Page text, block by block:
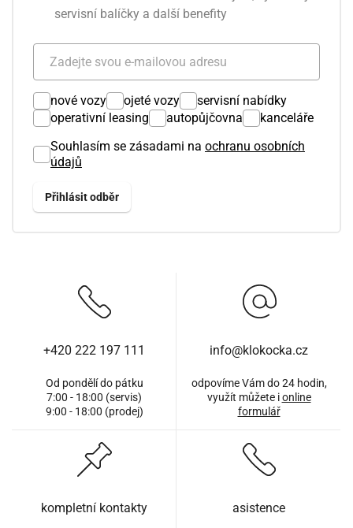
servisní balíčky a další benefity
nové vozy ojeté vozy
servisní nabídky
operativní leasing
autopůjčovna
kanceláře
Souhlasím se zásadami na ochranu osobních
údajů
+420 222 197 111
Od pondělí do pátku
7:00 - 18:00 (servis)
9:00 - 18:00 (prodej)
info@klokocka.cz
odpovíme Vám do 24 hodin,
využít můžete ionline
formulář
kompletní kontakty asistence